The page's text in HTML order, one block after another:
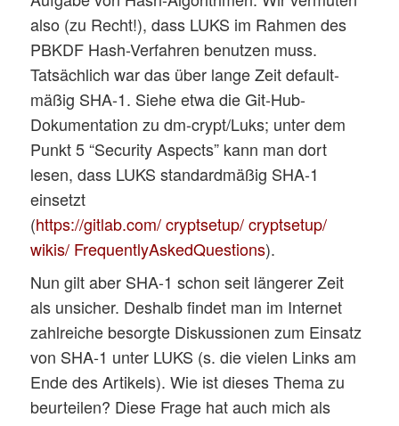
also (zu Recht!), dass LUKS im Rahmen des
PBKDF Hash-Verfahren benutzen muss.
Tatsächlich war das über lange Zeit default-
mäßig SHA-1. Siehe etwa die Git-Hub-
Dokumentation zu dm-crypt/Luks; unter dem
Punkt 5 “Security Aspects” kann man dort
lesen, dass LUKS standardmäßig SHA-1
einsetzt
(https://gitlab.com/ cryptsetup/ cryptsetup/
wikis/ FrequentlyAskedQuestions).
Nun gilt aber SHA-1 schon seit längerer Zeit
als unsicher. Deshalb findet man im Internet
zahlreiche besorgte Diskussionen zum Einsatz
von SHA-1 unter LUKS (s. die vielen Links am
Ende des Artikels). Wie ist dieses Thema zu
beurteilen? Diese Frage hat auch mich als